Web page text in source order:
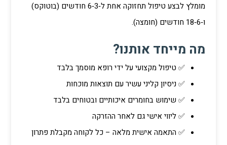
מומלץ לבצע טיפול תחזוקה אחת ל‑3‑6 חודשים (בוטוקס)
ו‑6‑18 חודשים (חומצה).
מה מייחד אותנו?
✅ טיפול מקצועי על ידי רופא מוסמך בלבד
✅ ניסיון קליני עשיר עם תוצאות מוכחות
✅ שימוש בחומרים איכותיים ובטוחים בלבד
✅ ליווי אישי גם לאחר ההזרקה
✅ התאמה אישית מלאה – כל לקוחה מקבלת פתרון